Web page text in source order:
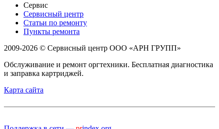
Сервис
Сервисный центр
Статьи по ремонту
Пункты ремонта
2009-2026 © Сервисный центр ООО «АРН ГРУПП»
Обслуживание и ремонт оргтехники. Бесплатная диагностика
и заправка картриджей.
Карта сайта